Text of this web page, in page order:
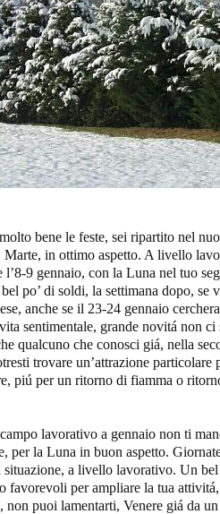
bene le feste, sei ripartito nel
Marte, in ottimo aspetto. A livello
l’8-9 gennaio, con la Luna nel tuo
po’ di soldi, la settimana dopo,
anche se il 23-24 gennaio
sentimentale, grande novitá non
qualcuno che conosci giá, nella
trovare un’attrazione
piú per un ritorno di fiamma o
lavorativo a gennaio non ti
per la Luna in buon aspetto.
situazione, a livello lavorativo. Un
favorevoli per ampliare la tua
non puoi lamentarti, Venere giá da